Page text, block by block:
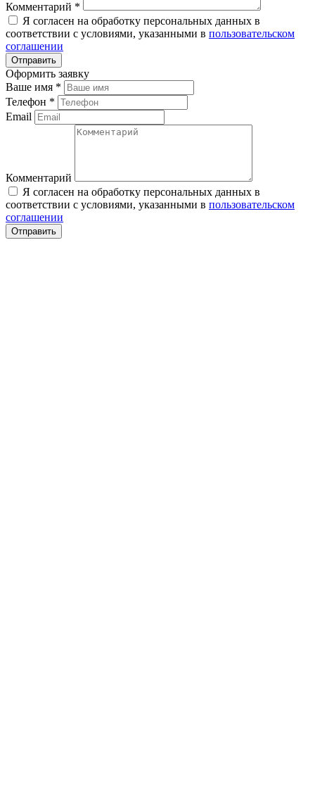
Комментарий *
Я согласен на обработку персональных данных в
соответствии с условиями, указанными в пользовательском
соглашении
Оформить заявку
Ваше имя *
Телефон *
Email
Комментарий
Я согласен на обработку персональных данных в
соответствии с условиями, указанными в пользовательском
соглашении